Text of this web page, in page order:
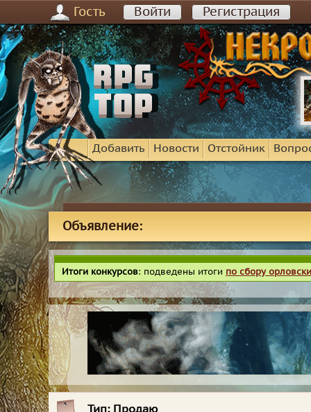
Гость Войти Регистрация
Добавить Новости Отстойник
Объявление:
Итоги конкурсов: подведены итоги по сбору
Тип: Продаю